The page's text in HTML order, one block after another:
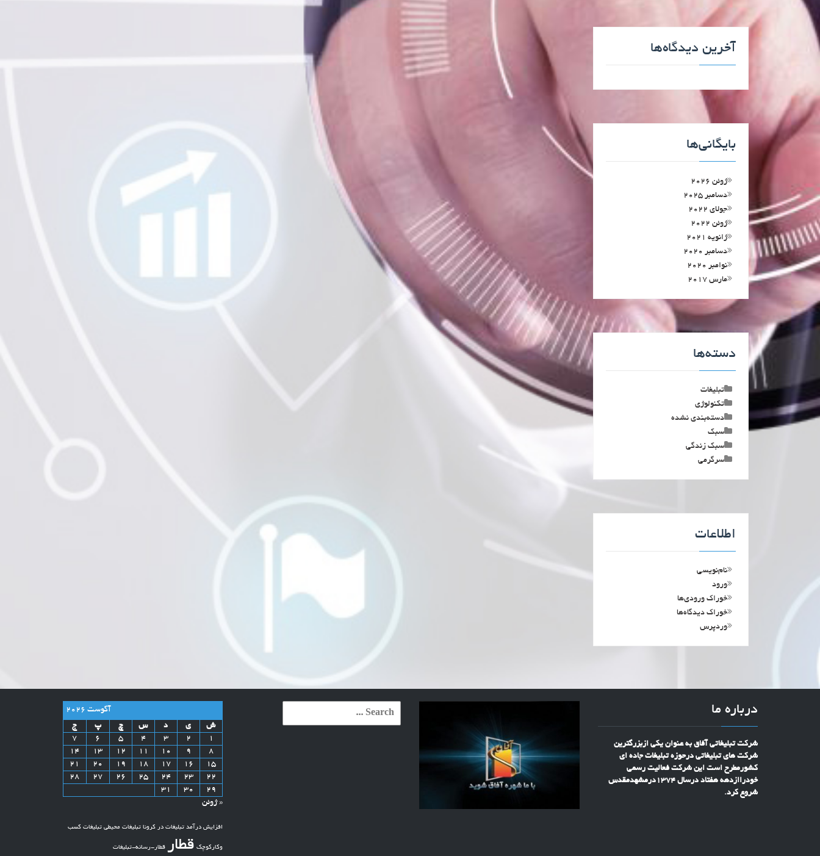
آخرین دیدگاه‌ها
بایگانی‌ها
ژوئن 2026
دسامبر 2025
جولای 2022
ژوئن 2022
ژانویه 2021
دسامبر 2020
نوامبر 2020
مارس 2017
دسته‌ها
تبلیغات
تکنولوژی
دسته‌بندی نشده
سبک
سبک زندگی
سرگرمی
اطلاعات
نام‌نویسی
ورود
خوراک ورودی‌ها
خوراک دیدگاه‌ها
وردپرس
آگوست 2026
ش
ی د س چ پ
ج
1
2
3
4
5
6
7
8
9
10
11
12
13
14
15
16
17
18
19
20
21
22
23
24
25
26
27
28
29
30
31
« ژوئن
درباره ما
شرکت تبلیغاتی آفاق به عنوان یکی ازبزرگترین
شرکت های تبلیغاتی درحوزه تبلیغات جاده ای
کشورمطرح است این شرکت فعالیت رسمی
خودراازدهه هفتاد درسال 1374درمشهدمقدس
شروع کرد.
افزایش درآمد تبلیغات در کرونا تبلیغات محیطی تبلیغات کسب
وکارکوچک قطار قطار-رسانه-تبلیغات